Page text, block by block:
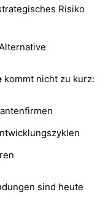
Risiko
kommt nicht zu kurz:
sind heute